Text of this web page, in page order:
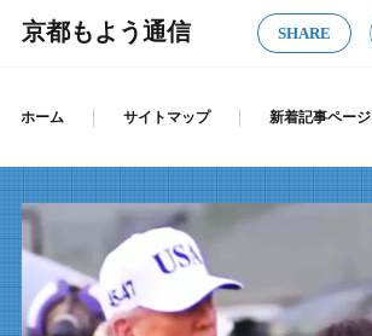
京都もよう通信 SHARE
ホーム サイトマップ 新着記事ページ